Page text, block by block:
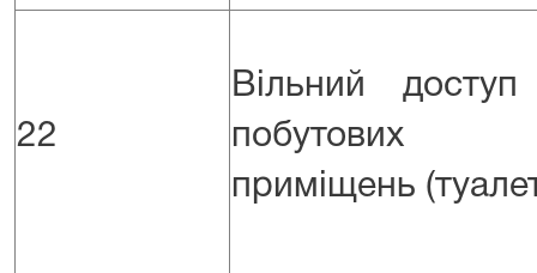
22
Вільний
побутових
приміщень